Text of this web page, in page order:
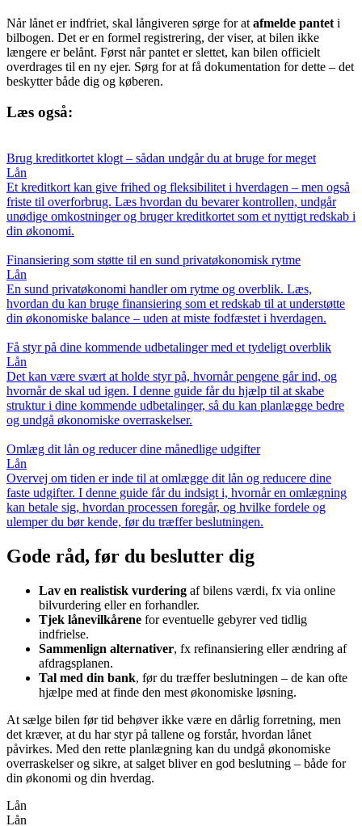
Når lånet er indfriet, skal långiveren sørge for at afmelde pantet i
bilbogen. Det er en formel registrering, der viser, at bilen ikke
længere er belånt. Først når pantet er slettet, kan bilen officielt
overdrages til en ny ejer. Sørg for at få dokumentation for dette – det
beskytter både dig og køberen.
Læs også:
Brug kreditkortet klogt – sådan undgår du at bruge for meget
Lån
Et kreditkort kan give frihed og fleksibilitet i hverdagen – men også
friste til overforbrug. Læs hvordan du bevarer kontrollen, undgår
unødige omkostninger og bruger kreditkortet som et nyttigt redskab i
din økonomi.
Finansiering som støtte til en sund privatøkonomisk rytme
Lån
En sund privatøkonomi handler om rytme og overblik. Læs,
hvordan du kan bruge finansiering som et redskab til at understøtte
din økonomiske balance – uden at miste fodfæstet i hverdagen.
Få styr på dine kommende udbetalinger med et tydeligt overblik
Lån
Det kan være svært at holde styr på, hvornår pengene går ind, og
hvornår de skal ud igen. I denne guide får du hjælp til at skabe
struktur i dine kommende udbetalinger, så du kan planlægge bedre
og undgå økonomiske overraskelser.
Omlæg dit lån og reducer dine månedlige udgifter
Lån
Overvej om tiden er inde til at omlægge dit lån og reducere dine
faste udgifter. I denne guide får du indsigt i, hvornår en omlægning
kan betale sig, hvordan processen foregår, og hvilke fordele og
ulemper du bør kende, før du træffer beslutningen.
Gode råd, før du beslutter dig
Lav en realistisk vurdering af bilens værdi, fx via online
bilvurdering eller en forhandler.
Tjek lånevilkårene for eventuelle gebyrer ved tidlig
indfrielse.
Sammenlign alternativer, fx refinansiering eller ændring af
afdragsplanen.
Tal med din bank, før du træffer beslutningen – de kan ofte
hjælpe med at finde den mest økonomiske løsning.
At sælge bilen før tid behøver ikke være en dårlig forretning, men
det kræver, at du har styr på tallene og forstår, hvordan lånet
påvirkes. Med den rette planlægning kan du undgå økonomiske
overraskelser og sikre, at salget bliver en god beslutning – både for
din økonomi og din hverdag.
Lån
Lån